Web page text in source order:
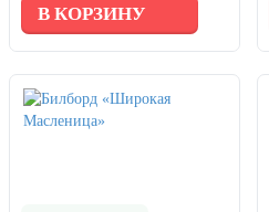
В КОРЗИНУ